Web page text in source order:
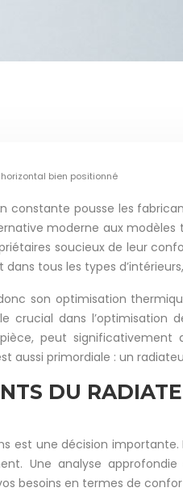
bien positionné
constante pousse les
moderne aux
soucieux de leur
tous les types
son optimisation
dans l’optimisation
peut
aussi primordiale : un
DU
est une décision
Une analyse
besoins en termes de